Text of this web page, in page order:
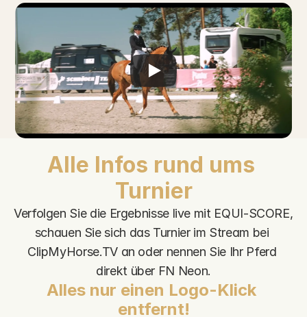
Alle Infos rund ums
Turnier
Verfolgen Sie die Ergebnisse live mit EQUI-SCORE,
schauen Sie sich das Turnier im Stream bei
ClipMyHorse.TV an oder nennen Sie Ihr Pferd
direkt über FN Neon.
Alles nur einen Logo-Klick
entfernt!